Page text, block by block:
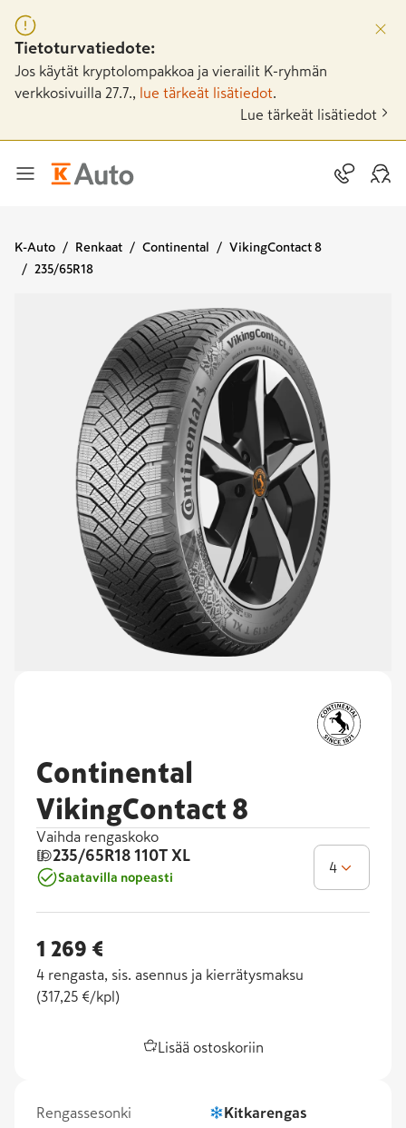
Tietoturvatiedote:
Jos käytät kryptolompakkoa ja vierailit K-ryhmän
verkkosivuilla 27.7.,
lue tärkeät lisätiedot
Lue tärkeät lisätiedot
K-Auto Renkaat Continental
VikingContact 8
235/65R18
Continental
VikingContact 8
Vaihda rengaskoko
235/65R18 110T XL
Saatavilla nopeasti
4
1 269 €
4 rengasta, sis. asennus ja kierrätysmaksu
(317,25 €/kpl )
Lisää ostoskoriin
Rengassesonki Kitkarengas